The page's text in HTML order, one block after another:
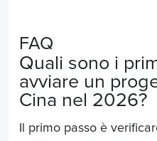
FAQ
Quali sono i
avviare un
Cina nel 2026?
Il primo passo è